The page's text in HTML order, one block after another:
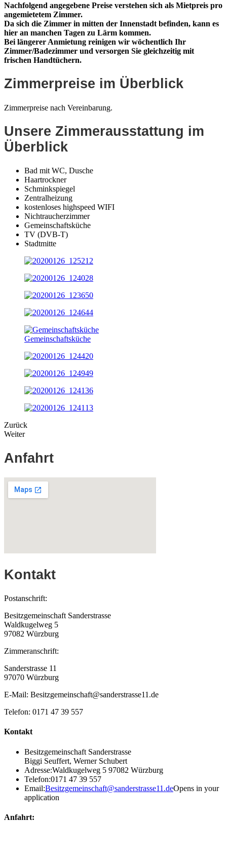
Nachfolgend angegebene Preise verstehen sich als Mietpreis pro
angemietetem Zimmer.
Da sich die Zimmer in mitten der Innenstadt befinden, kann es
hier an manchen Tagen zu Lärm kommen.
Bei längerer Anmietung reinigen wir wöchentlich Ihr
Zimmer/Badezimmer und versorgen Sie gleichzeitig mit
frischen Handtüchern.
Zimmerpreise im Überblick
Zimmerpreise nach Vereinbarung.
Unsere Zimmerausstattung im
Überblick
Bad mit WC, Dusche
Haartrockner
Schminkspiegel
Zentralheizung
kostenloses highspeed WIFI
Nichtraucherzimmer
Gemeinschaftsküche
TV (DVB-T)
Stadtmitte
Gemeinschaftsküche
Zurück
Weiter
Anfahrt
Kontakt
Postanschrift:
Besitzgemeinschaft Sanderstrasse
Waldkugelweg 5
97082 Würzburg
Zimmeranschrift:
Sanderstrasse 11
97070 Würzburg
E-Mail: Besitzgemeinschaft@sanderstrasse11.de
Telefon: 0171 47 39 557
Kontakt
Besitzgemeinschaft Sanderstrasse
Biggi Seuffert, Werner Schubert
Adresse:Waldkugelweg 5 97082 Würzburg
Telefon:0171 47 39 557
Email:Besitzgemeinschaft@sanderstrasse11.deOpens in your
application
Anfahrt: